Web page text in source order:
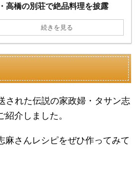
高橋の別荘で絶品料理を披露
続きを見る
された伝説の家政婦・タサン志
介しました。
麻さんレシピをぜひ作ってみて